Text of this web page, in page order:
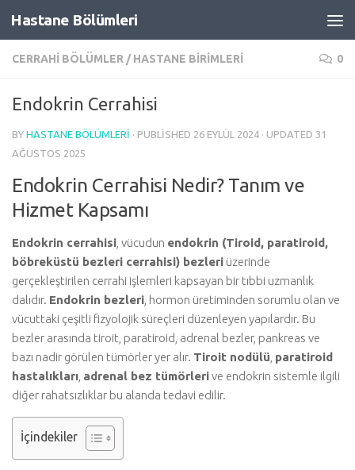
Skip to content
Hastane Bölümleri
CERRAHI BÖLÜMLER / HASTANE BIRIMLERI 0
Endokrin Cerrahisi
BY HASTANE BÖLÜMLERI · PUBLISHED 26 EYLÜL 2024 · UPDATED 31
AĞUSTOS 2025
Endokrin Cerrahisi Nedir? Tanım ve
Hizmet Kapsamı
Endokrin cerrahisi , vücudun endokrin (Tiroid, paratiroid,
böbreküstü bezleri cerrahisi) bezleri üzerinde
gerçekleştirilen cerrahi işlemleri kapsayan bir tıbbi uzmanlık
dalıdır. Endokrin bezleri , hormon üretiminden sorumlu olan ve
vücuttaki çeşitli fizyolojik süreçleri düzenleyen yapılardır. Bu
bezler arasında tiroit, paratiroid, adrenal bezler, pankreas ve
bazı nadir görülen tümörler yer alır. Tiroit nodülü paratiroid
hastalıkları adrenal bez tümörlerive endokrin sistemle ilgili
diğer rahatsızlıklar bu alanda tedavi edilir.
İçindekiler